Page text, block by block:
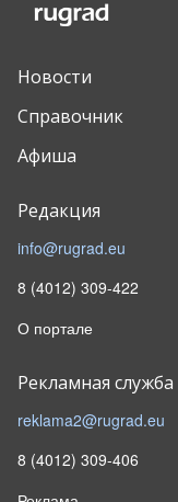
Новости
Справочник
Афиша
Редакция
info@rugrad.eu
8 (4012) 309-422
О портале
Рекламная служба
reklama2@rugrad.eu
8 (4012) 309-406